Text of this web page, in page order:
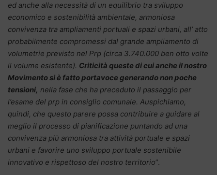
ed anche alla necessità di un equilibrio tra sviluppo
economico e sostenibilità ambientale, armoniosa
convivenza tra ampliamenti portuali e spazi urbani, all’ atto
probabilmente compromessi dal grande ampliamento di
volumetrie previsto nel Prp (circa 3.740.000 ben otto volte
il volume esistente). Criticità queste di cui anche il nostro
Movimento si è fatto portavoce generando non poche
tensioni, nella fase che ha preceduto il passaggio per
l’esame del prp in consiglio comunale. Auspichiamo,
quindi, che questo parere possa contribuire a guidare al
meglio il processo di pianificazione puntando ad una
convivenza più armoniosa tra attività portuale e spazi
urbani e favorire uno sviluppo portuale sostenibile
innovativo e rispettoso del nostro territorio”.